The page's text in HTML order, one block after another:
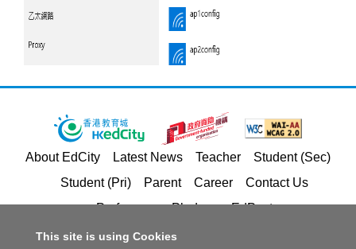
About EdCity Latest News Teacher
Student (Sec)
Student (Pri)
Parent Career
Contact Us
Performance Pledges
EdPost
This site is using Cookies